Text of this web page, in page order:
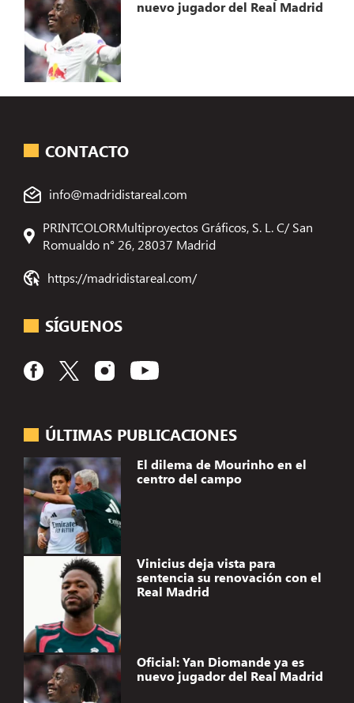
nuevo jugador del Real Madrid
ÚLTIMAS PUBLICACIONES
El dilema de Mourinho en el
centro del campo
Vinicius deja vista para
sentencia su renovación con el
Real Madrid
Oficial: Yan Diomande ya es
nuevo jugador del Real Madrid
CONTACTO
info@madridistareal.com
PRINTCOLORMultiproyectos Gráficos, S. L. C/ San
Romualdo n° 26, 28037 Madrid
https://madridistareal.com/
SÍGUENOS